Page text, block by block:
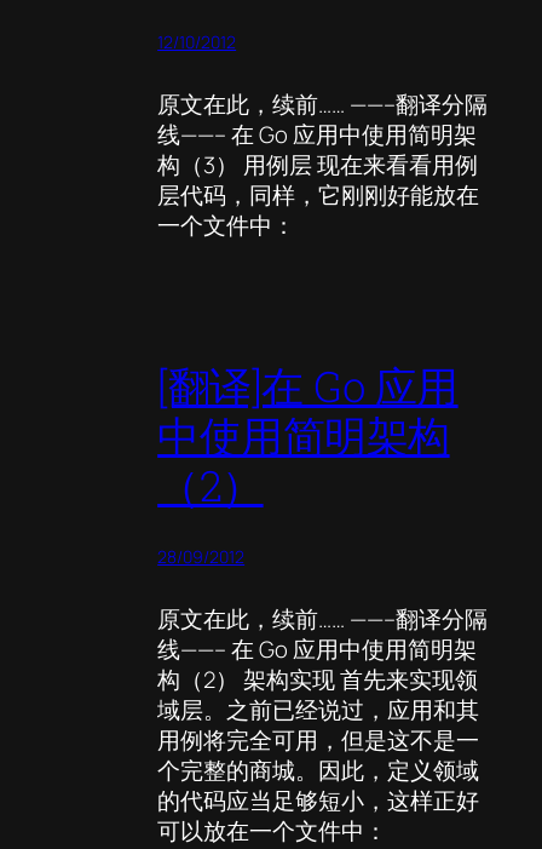
12/10/2012
原文在此，续前…… ——–翻译分隔
线——– 在 Go 应用中使用简明架
构（3） 用例层 现在来看看用例
层代码，同样，它刚刚好能放在
一个文件中：
[翻译]在 Go 应用
中使用简明架构
（2）
28/09/2012
原文在此，续前…… ——–翻译分隔
线——– 在 Go 应用中使用简明架
构（2） 架构实现 首先来实现领
域层。之前已经说过，应用和其
用例将完全可用，但是这不是一
个完整的商城。因此，定义领域
的代码应当足够短小，这样正好
可以放在一个文件中：